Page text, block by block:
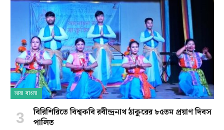
সারা বাংলা
বিরিশিরিতে বিশ্বকবি রবীন্দ্রনাথ ঠাকুরের ৮৫তম প্রয়াণ দিবস
পালিত